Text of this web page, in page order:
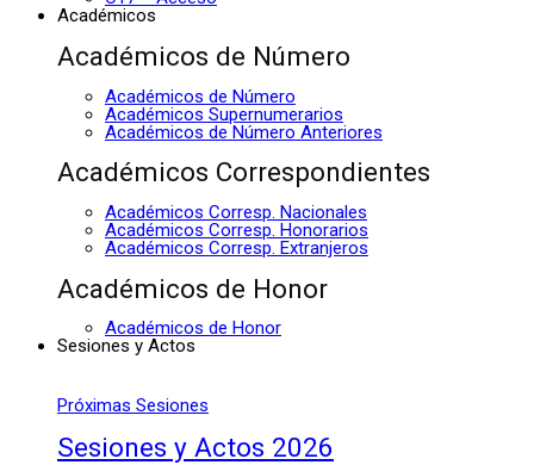
Académicos
Académicos de Número
Académicos de Número
Académicos Supernumerarios
Académicos de Número Anteriores
Académicos Correspondientes
Académicos Corresp. Nacionales
Académicos Corresp. Honorarios
Académicos Corresp. Extranjeros
Académicos de Honor
Académicos de Honor
Sesiones y Actos
Próximas Sesiones
Sesiones y Actos 2026